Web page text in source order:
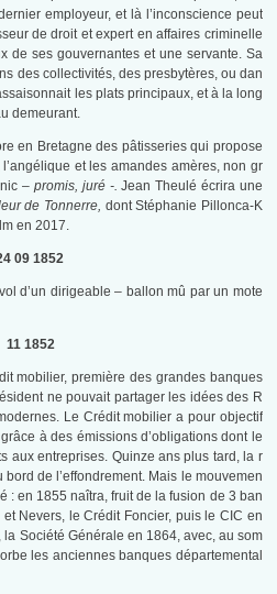
employeur, et là l’inconscience peut
de droit et expert en affaires criminelle
de ses gouvernantes et une servante. Sa
des collectivités, des presbytères, ou dan
les plats principaux, et à la long
demeurant.
en Bretagne des pâtisseries qui propose
et les amandes amères, non gr
–promis, juré -. Jean Theulé écrira une
de Tonnerre, dont Stéphanie Pillonca-K
en 2017.
09 1852
d’un dirigeable – ballon mû par un mote
11 1852
mobilier, première des grandes banques
ne pouvait partager les idées des R
Le Crédit mobilier a pour objectif
à des émissions d’obligations dont le
aux entreprises. Quinze ans plus tard, la r
de l’effondrement. Mais le mouvemen
: en 1855 naîtra, fruit de la fusion de 3 ban
Nevers, le Crédit Foncier, puis le CIC en
Société Générale en 1864, avec, au som
les anciennes banques départemental